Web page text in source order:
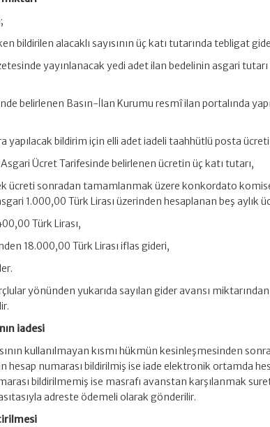
bildirilen alacaklı sayısının üç katı tutarında tebligat
yayınlanacak yedi adet ilan bedelinin asgari
belirlenen Basın-İlan Kurumu resmî ilan portalında
yapılacak bildirim için elli adet iadeli taahhütlü posta
Ücret Tarifesinde belirlenen ücretin üç katı tutarı,
ücreti sonradan tamamlanmak üzere konkordato
1.000,00 Türk Lirası üzerinden hesaplanan beş aylık
Türk Lirası,
18.000,00 Türk Lirası iflas gideri,
yönünden yukarıda sayılan gider avansı
iadesi
kullanılmayan kısmı hükmün kesinleşmesinden
hesap numarası bildirilmiş ise iade elektronik ortamda
bildirilmemiş ise masrafı avanstan karşılanmak
adreste ödemeli olarak gönderilir.